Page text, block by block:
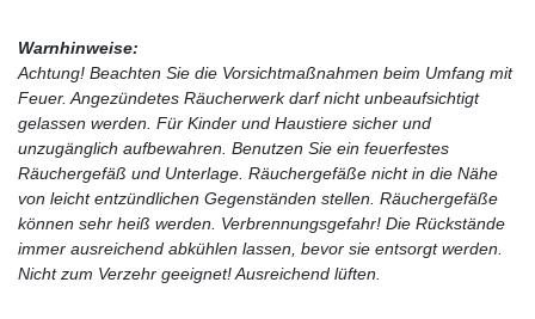
Warnhinweise:
Achtung! Beachten Sie die Vorsichtmaßnahmen beim Umfang mit
Feuer. Angezündetes Räucherwerk darf nicht unbeaufsichtigt
gelassen werden. Für Kinder und Haustiere sicher und
unzugänglich aufbewahren. Benutzen Sie ein feuerfestes
Räuchergefäß und Unterlage. Räuchergefäße nicht in die Nähe
von leicht entzündlichen Gegenständen stellen. Räuchergefäße
können sehr heiß werden. Verbrennungsgefahr! Die Rückstände
immer ausreichend abkühlen lassen, bevor sie entsorgt werden.
Nicht zum Verzehr geeignet! Ausreichend lüften.